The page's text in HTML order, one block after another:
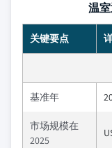
温
关键要点
基准年
市场规模在
2025